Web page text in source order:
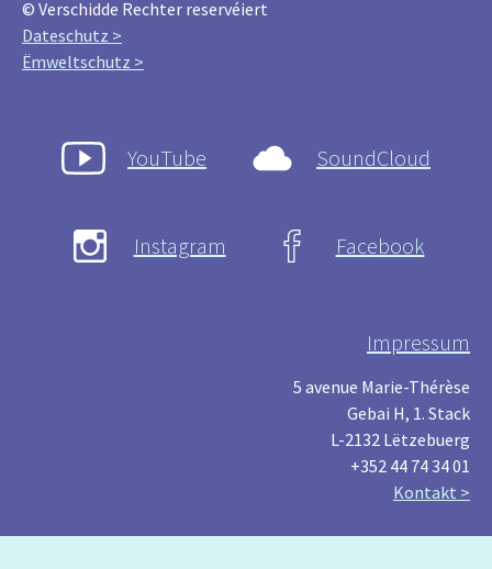
© Verschidde Rechter reservéiert
Dateschutz >
Ëmweltschutz >
YouTube SoundCloud
Instagram Facebook
Impressum
5 avenue Marie-Thérèse
Gebai H, 1. Stack
L-2132 Lëtzebuerg
+352 44 74 34 01
Kontakt >